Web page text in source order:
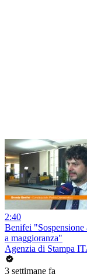
2:40
Benifei "Sospensione
a maggioranza"
Agenzia di Stampa
3 settimane fa